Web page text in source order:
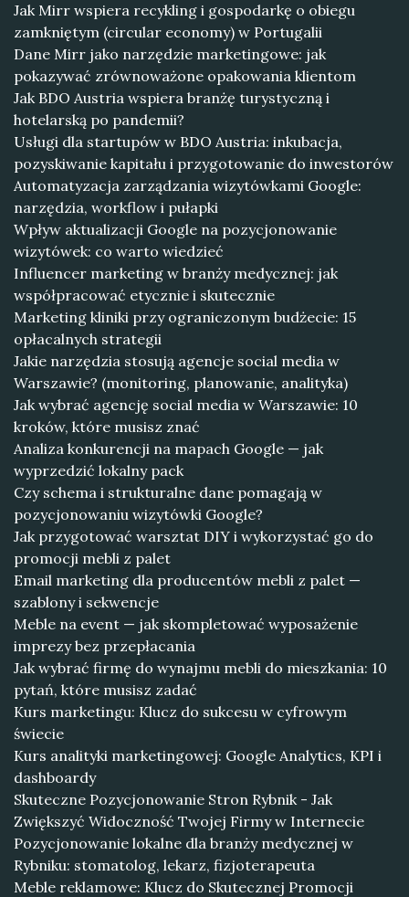
Jak Mirr wspiera recykling i gospodarkę o obiegu
zamkniętym (circular economy) w Portugalii
Dane Mirr jako narzędzie marketingowe: jak
pokazywać zrównoważone opakowania klientom
Jak BDO Austria wspiera branżę turystyczną i
hotelarską po pandemii?
Usługi dla startupów w BDO Austria: inkubacja,
pozyskiwanie kapitału i przygotowanie do inwestorów
Automatyzacja zarządzania wizytówkami Google:
narzędzia, workflow i pułapki
Wpływ aktualizacji Google na pozycjonowanie
wizytówek: co warto wiedzieć
Influencer marketing w branży medycznej: jak
współpracować etycznie i skutecznie
Marketing kliniki przy ograniczonym budżecie: 15
opłacalnych strategii
Jakie narzędzia stosują agencje social media w
Warszawie? (monitoring, planowanie, analityka)
Jak wybrać agencję social media w Warszawie: 10
kroków, które musisz znać
Analiza konkurencji na mapach Google — jak
wyprzedzić lokalny pack
Czy schema i strukturalne dane pomagają w
pozycjonowaniu wizytówki Google?
Jak przygotować warsztat DIY i wykorzystać go do
promocji mebli z palet
Email marketing dla producentów mebli z palet —
szablony i sekwencje
Meble na event — jak skompletować wyposażenie
imprezy bez przepłacania
Jak wybrać firmę do wynajmu mebli do mieszkania: 10
pytań, które musisz zadać
Kurs marketingu: Klucz do sukcesu w cyfrowym
świecie
Kurs analityki marketingowej: Google Analytics, KPI i
dashboardy
Skuteczne Pozycjonowanie Stron Rybnik - Jak
Zwiększyć Widoczność Twojej Firmy w Internecie
Pozycjonowanie lokalne dla branży medycznej w
Rybniku: stomatolog, lekarz, fizjoterapeuta
Meble reklamowe: Klucz do Skutecznej Promocji